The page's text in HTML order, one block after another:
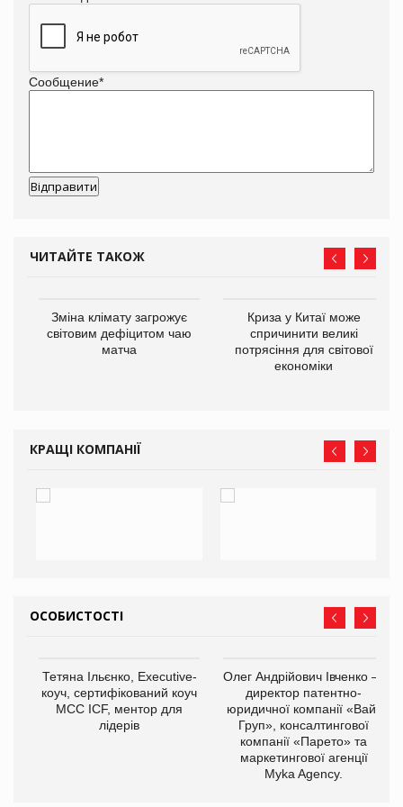
Сообщение*
ЧИТАЙТЕ ТАКОЖ
Зміна клімату загрожує
світовим дефіцитом чаю
матча
Криза у Китаї може
спричинити великі
потрясіння для світової
економіки
КРАЩІ КОМПАНІЇ
ОСОБИСТОСТІ
Тетяна Ільєнко, Executive-
коуч, сертифікований коуч
МСС ICF, ментор для
лідерів
Олег Андрійович Івченко —
директор патентно-
юридичної компанії «Вайз
Груп», консалтингової
компанії «Парето» та
маркетингової агенції
Myka Agency.